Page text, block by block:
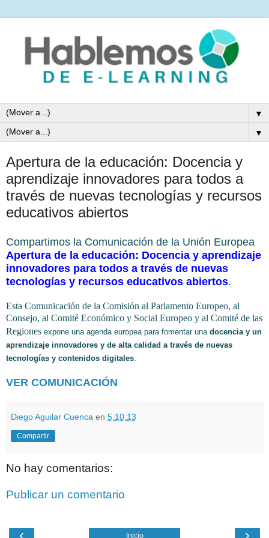
▼
▼
Apertura de la educación: Docencia y
aprendizaje innovadores para todos a
través de nuevas tecnologías y recursos
educativos abiertos
Compartimos la Comunicación de la Unión Europea
Apertura de la educación: Docencia y aprendizaje
innovadores para todos a través de nuevas
tecnologías y recursos educativos abiertos.
Esta Comunicación de la Comisión al Parlamento Europeo, al
Consejo, al Comité Económico y Social Europeo y al Comité de las
Regiones expone una agenda europea para fomentar una docencia y un
aprendizaje innovadores y de alta calidad a través de nuevas
tecnologías y contenidos digitales
VER COMUNICACIÓN
Diego Aguilar Cuenca en 5.10.13
Compartir
No hay comentarios:
Publicar un comentario
‹ ›
Inicio